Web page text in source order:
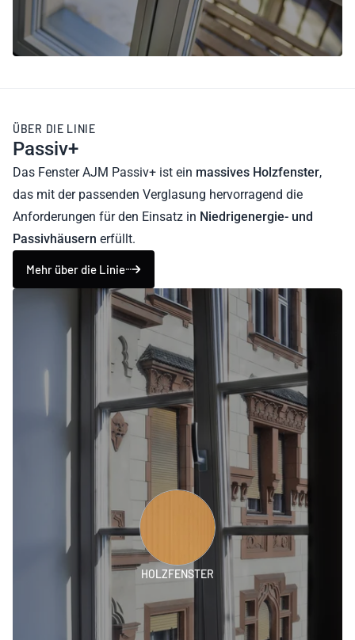
ÜBER DIE LINIE
Passiv+
Das Fenster AJM Passiv+ ist ein massives Holzfenster,
das mit der passenden Verglasung hervorragend die
Anforderungen für den Einsatz in Niedrigenergie- und
Passivhäusern erfüllt.
Mehr über die Linie
HOLZFENSTER